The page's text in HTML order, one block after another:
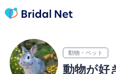
動物・ペット
動物が好